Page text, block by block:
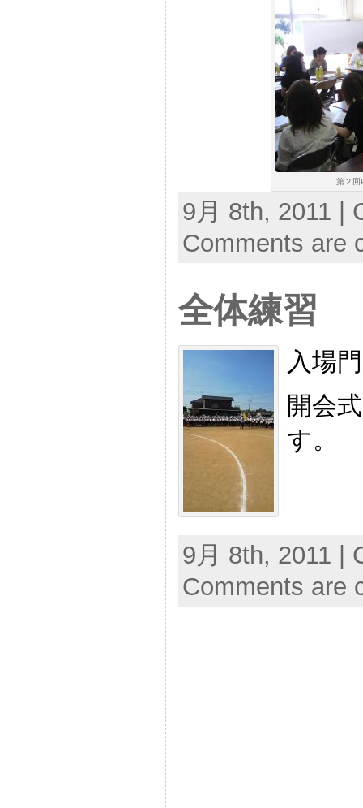
第２回
9月 8th, 2011 |
Comments are
全体練習
入場
開会
す。
9月 8th, 2011 |
Comments are